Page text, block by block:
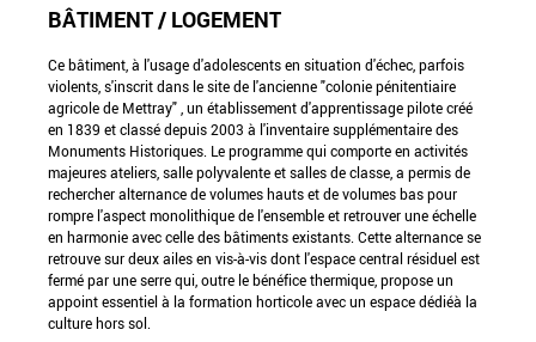
BÂTIMENT / LOGEMENT
Ce bâtiment, à l'usage d'adolescents en situation d'échec, parfois
violents, s'inscrit dans le site de l'ancienne "colonie pénitentiaire
agricole de Mettray" , un établissement d'apprentissage pilote créé
en 1839 et classé depuis 2003 à l'inventaire supplémentaire des
Monuments Historiques. Le programme qui comporte en activités
majeures ateliers, salle polyvalente et salles de classe, a permis de
rechercher alternance de volumes hauts et de volumes bas pour
rompre l'aspect monolithique de l'ensemble et retrouver une échelle
en harmonie avec celle des bâtiments existants. Cette alternance se
retrouve sur deux ailes en vis-à-vis dont l'espace central résiduel est
fermé par une serre qui, outre le bénéfice thermique, propose un
appoint essentiel à la formation horticole avec un espace dédiéà la
culture hors sol.